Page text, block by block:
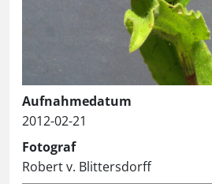
Aufnahmedatum
2012-02-21
Fotograf
Robert v. Blittersdorff